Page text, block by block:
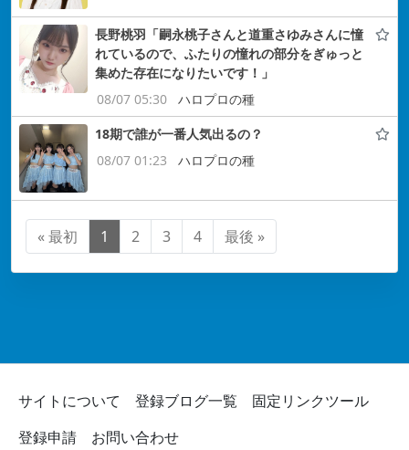
長野桃羽「嗣永桃子さんと道重さゆみさんに憧
れているので、ふたりの憧れの部分をぎゅっと
集めた存在になりたいです！」
08/07 05:30
ハロプロの種
18期で誰が一番人気出るの？
08/07 01:23
ハロプロの種
« 最初 1 2 3 4 最後 »
サイトについて 登録ブログ一覧
固定リンクツール
登録申請
お問い合わせ